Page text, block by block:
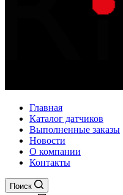
Главная
Каталог датчиков
Выполненные заказы
Новости
О компании
Контакты
Поиск